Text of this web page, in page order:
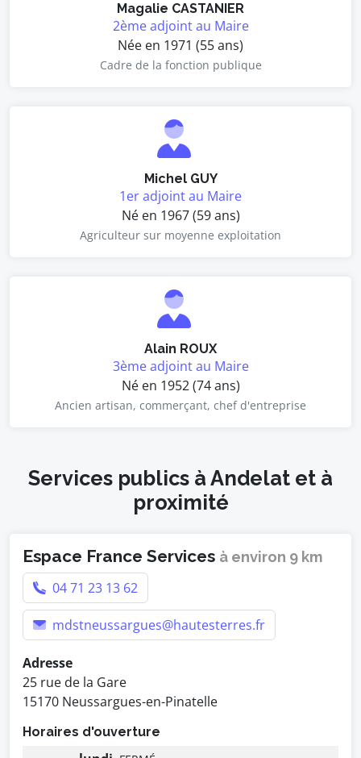
Magalie CASTANIER
2ème adjoint au Maire
Née en 1971 (55 ans)
Cadre de la fonction publique
Michel GUY
1er adjoint au Maire
Né en 1967 (59 ans)
Agriculteur sur moyenne exploitation
Alain ROUX
3ème adjoint au Maire
Né en 1952 (74 ans)
Ancien artisan, commerçant, chef d'entreprise
Services publics à Andelat et à
proximité
Espace France Services à environ 9 km
04 71 23 13 62
mdstneussargues@hautesterres.fr
Adresse
25 rue de la Gare
15170 Neussargues-en-Pinatelle
Horaires d'ouverture